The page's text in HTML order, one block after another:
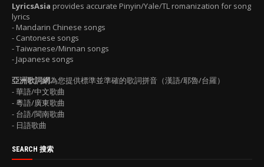
LyricsAsia provides accurate Pinyin/Yale/TL romanization for song
lyrics
- Mandarin Chinese songs
- Cantonese songs
- Taiwanese/Minnan songs
- Japanese songs
亞洲歌詞網為您提供標準並準確的歌詞拼音（漢語/耶魯/台羅）
- 華語/中文歌曲
- 粵語/廣東歌曲
- 台語/閩南歌曲
- 日語歌曲
SEARCH 搜索